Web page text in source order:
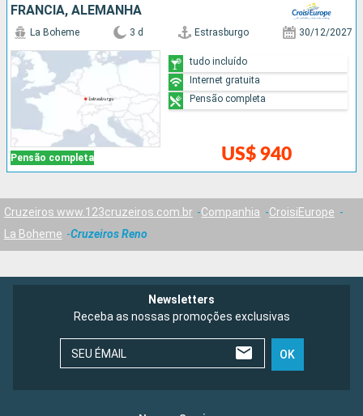
FRANCIA, ALEMANHA
Pensão completa
La Boheme 3 d Estrasburgo 30/12/2027
US$ 940
tudo incluído
Internet gratuita
Pensão completa
Cruzeiros www.123cruzeiros.com.br Companhia
CroisiEurope
La Boheme
Cruzeiros Reno
Newsletters
Receba as nossas promoções exclusivas
SEU ÉMAIL OK